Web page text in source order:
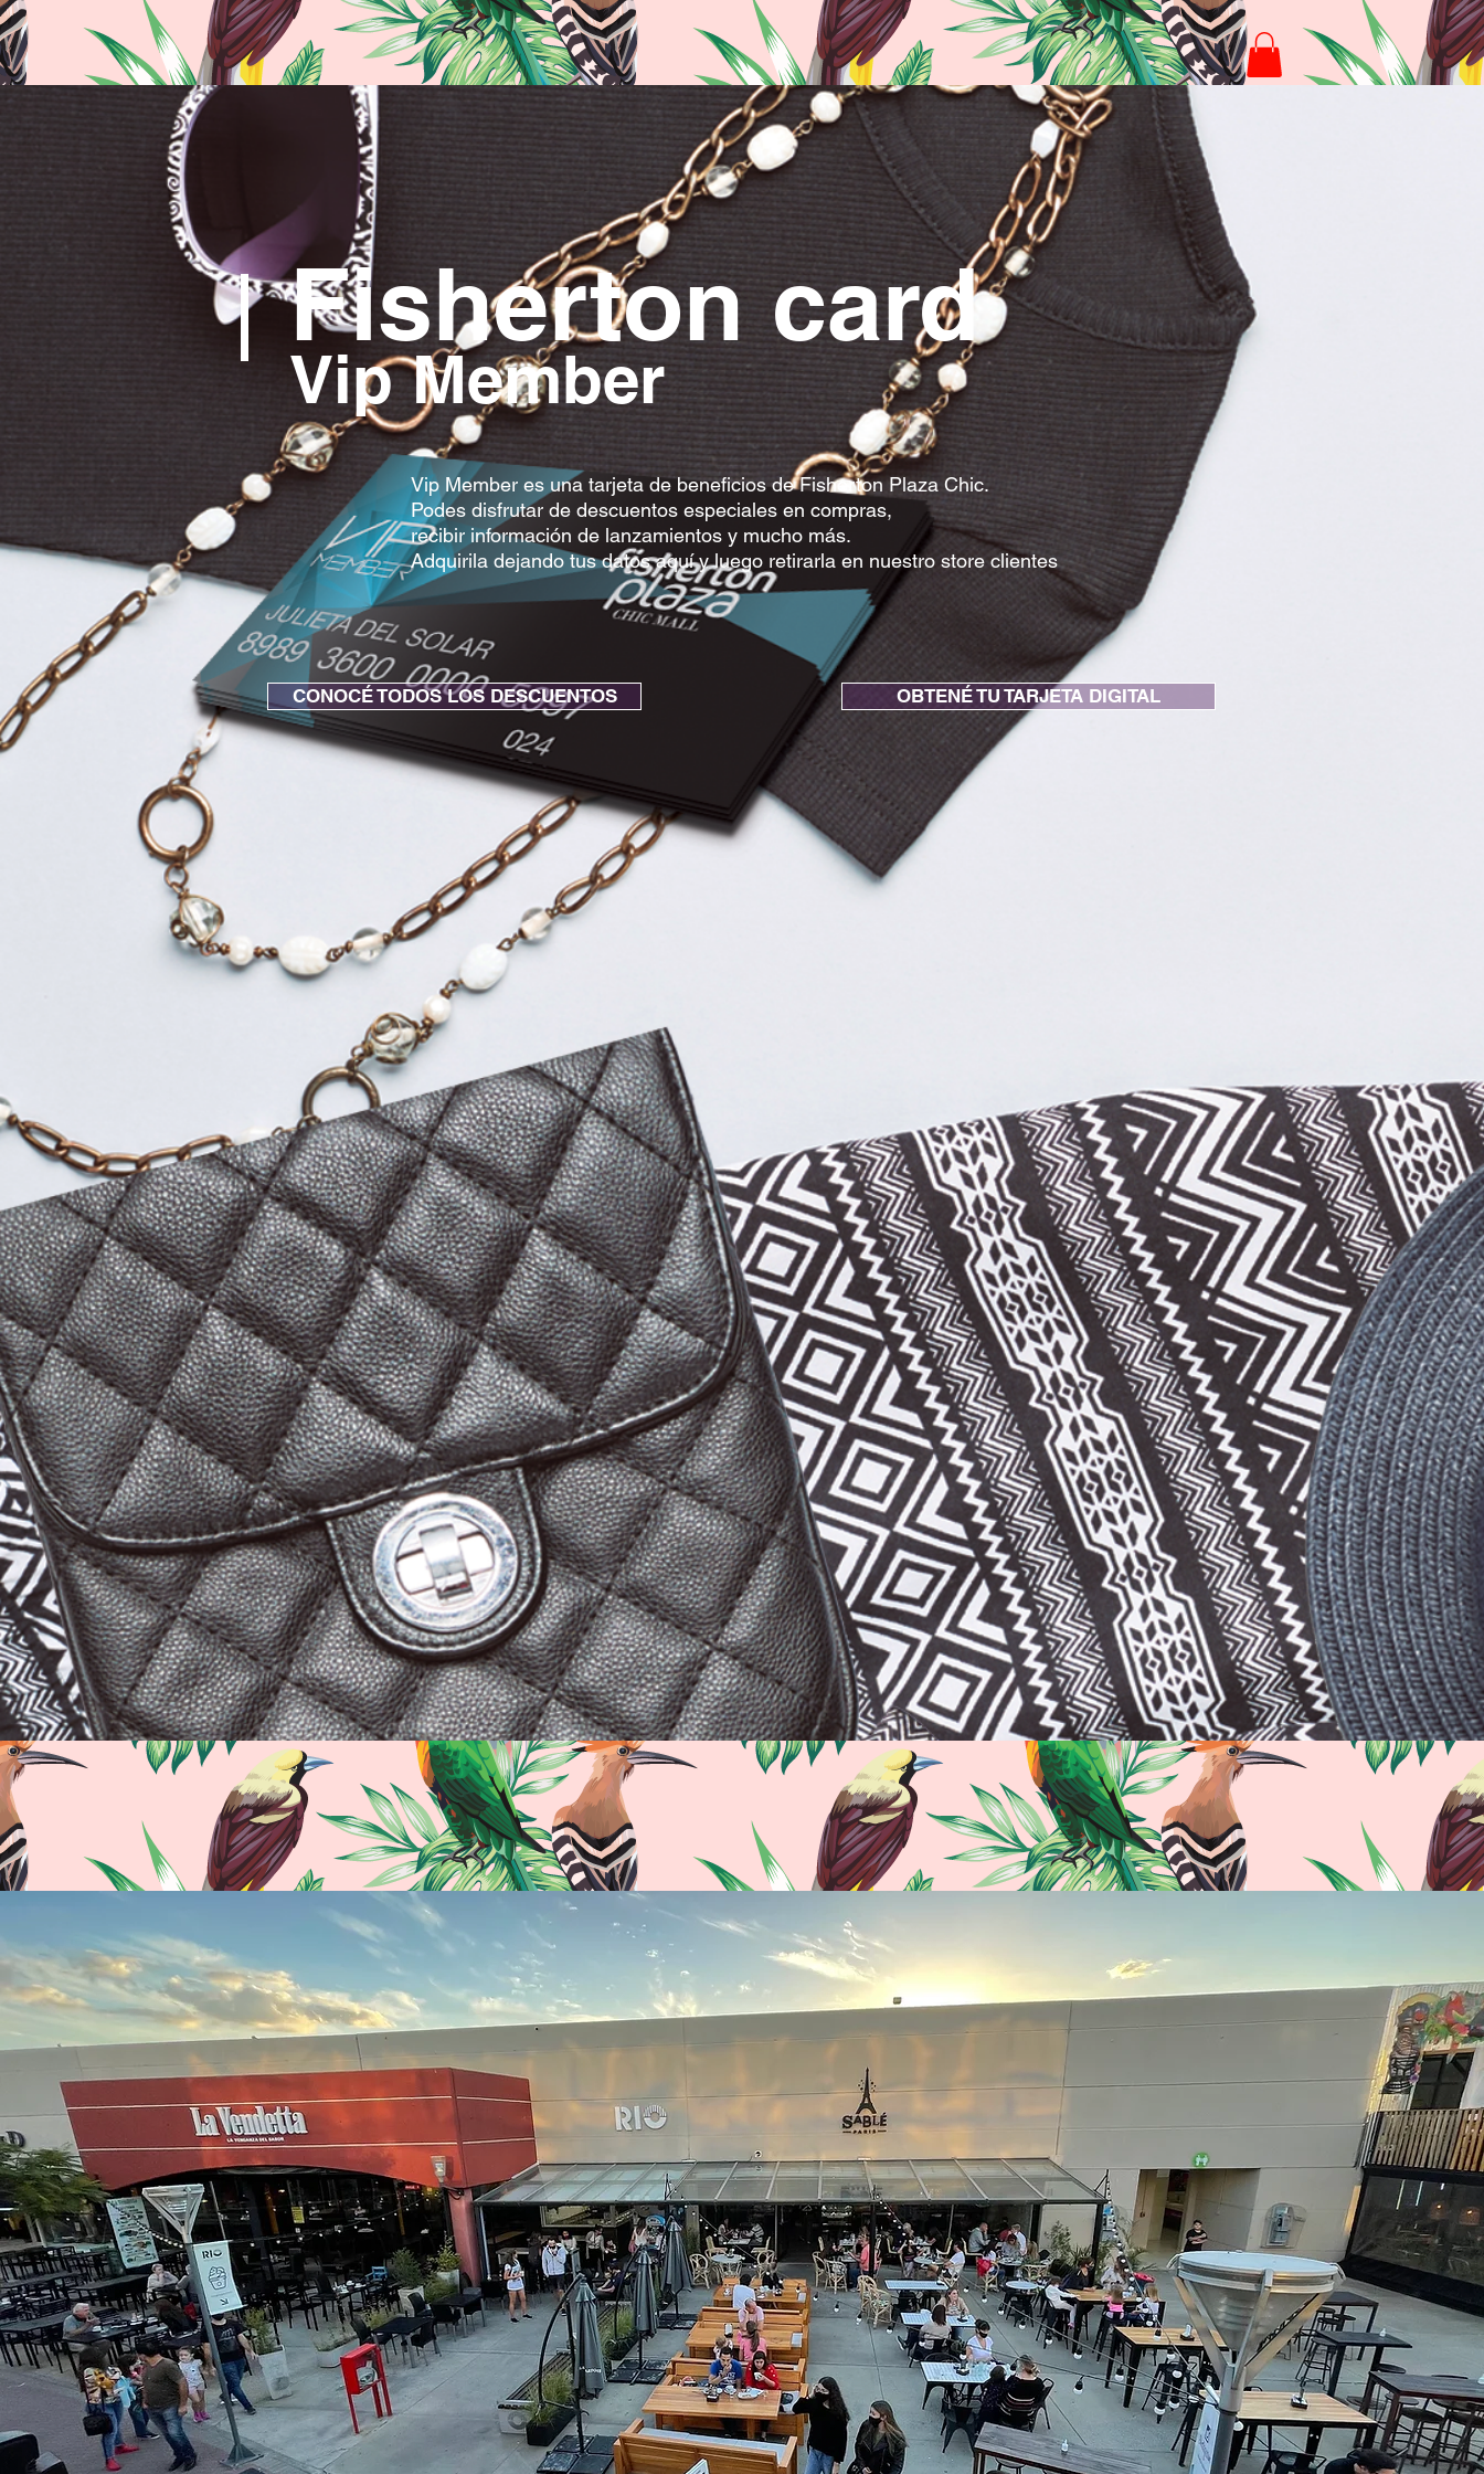
Fisherton card
Vip Member
Vip Member es una tarjeta de beneficios de Fisherton Plaza Chic.
Podes disfrutar de descuentos especiales en compras,
recibir información de lanzamientos y mucho más.
Adquirila dejando tus datos aquí y luego retirarla en nuestro store clientes
CONOCÉ TODOS LOS DESCUENTOS OBTENÉ TU TARJETA DIGITAL